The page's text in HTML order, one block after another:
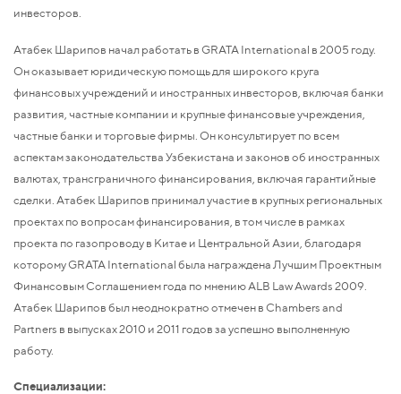
инвесторов.
Aтабек Шарипов начал работать в GRATA International в 2005 году.
Он оказывает юридическую помощь для широкого круга
финансовых учреждений и иностранных инвесторов, включая банки
развития, частные компании и крупные финансовые учреждения,
частные банки и торговые фирмы. Он консультирует по всем
аспектам законодательства Узбекистана и законов об иностранных
валютах, трансграничного финансирования, включая гарантийные
сделки. Атабек Шарипов принимал участие в крупных региональных
проектах по вопросам финансирования, в том числе в рамках
проекта по газопроводу в Китае и Центральной Азии, благодаря
которому GRATA International была награждена Лучшим Проектным
Финансовым Соглашением года по мнению ALB Law Awards 2009.
Атабек Шарипов был неоднократно отмечен в Chambers and
Partners в выпусках 2010 и 2011 годов за успешно выполненную
работу.
Специализации: